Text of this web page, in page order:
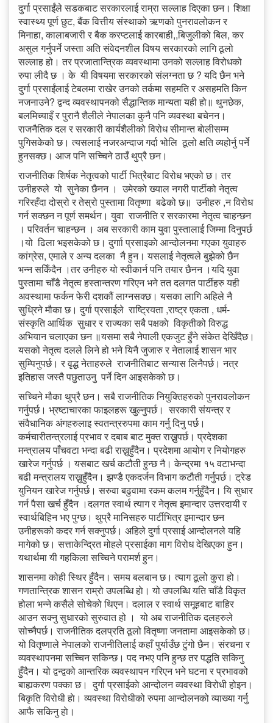
दुर्गा प्रसाईंले सडकबाट सरकारलाई राम्रा सल्लाह दिएका छन। शिक्षा
स्वास्थ्य पूर्ण छुट, बैंक वित्तीय संस्थाको ऋणको पुनरावलोकन र
मिनाहा, कालाबजारी र बैक करप्टलाई कारबाही,,बिजुलीको बिल, कर
असुल गर्नुपर्ने जस्ता अति संवेदनशील विषय सरकारको लागि ठूलो
सल्लाह हो। तर प्रजातान्त्रिक व्यवस्थामा उनको सल्लाह विरोधको
रुपा लीदै छ । के यी विषयमा सरकारको संलग्नता छ ? यदि छैन भने
दुर्गा प्रसाईंलाई टेबलमा राखेर उनको तर्कमा सहमति र असहमति किन
नजनाउने? द्वन्द व्यवस्थापनको सैद्धान्तिक मान्यता यही हो॥ ‌थुनछेक,
बलमिच्याइँ र पुरानै शैलीले नेपालका कुनै पनि व्यवस्था बचेनन।
राजनैतिक दल र सरकारी कार्यशैलीको विरोध सीमान्त बाेलीसम्म
पुगिसकेको छ। त्यसलाई नजरअन्दाज गर्दा भोलि ठूलो क्षति व्यहोर्नु पर्ने
हुनसक्छ। आज पनि सच्चिने ठाउँ थुप्रै छन।
राजनीतिक शिर्षक नेतृत्वको पार्टी भित्रैबाट विरोध भएको छ। तर
उनीहरुले यो सुनेका छैनन । उमेरको ख्याल नगरी पार्टीको नेतृत्व
गरिरहँदा दोस्रो र तेस्रो पुस्तामा वितृष्णा बढेको छ॥ उनीहरु ,न विरोध
गर्न सक्छन न पूर्ण समर्थन। युवा राजनीति र सरकारमा नेतृत्व चाहन्छन
। परिवर्तन चाहन्छन । अब सरकारी काम युवा पुस्तालाई जिम्मा दिनुपर्छ
।यो ढिला भइसकेको छ। दुर्गाा प्रसाइकाे आन्दोलनमा गएका युवाहरु
कांग्रेस, एमाले र अन्य दलका नै हुन। यसलाई नेतृत्वले बुझेको छैन
भन्न सकिँदैन ।तर उनीहरु यो स्वीकार्न पनि तयार छैनन ।यदि युवा
पुस्तामा चाँडै नेतृत्व हस्तान्तरण गरिएन भने तत दलगत पार्टीहरु यही
अवस्थामा फर्कन फेरी दशकौं लाग्नसक्छ। यसका लागि अहिले नै
सुध्रिने मौका छ। दुर्गा प्रसाईले राष्ट्रियता ,राष्ट्र एकता , धर्म-
संस्कृति आर्थिक सुधार र राज्यका सबै पक्षकाे विकृतीको विरुद्ध
अभियान चलाएका छन ॥यसमा सबै नेपाली एकजुट हुँने संकेत देखिँदैछ।
यसको नेतृत्व दलले लिने हो भने यिनै जुजारु र नेतालाई शासन भार
सुम्पिनुपर्छ। र वृद्ध नेताहरुले राजनीतिबाट सन्यास लिनैपर्छ। नत्र
इतिहास जस्तै पछुताउनु पर्ने दिन आइसकेको छ।
सच्चिने मौका थुप्रै छन। सबै राजनीतिक नियुक्तिहरुको पुनरावलोकन
गर्नुपर्छ। भ्रष्टाचारका फाइलहरू खुल्नुपर्छ। सरकारी संयन्त्र र
संवैधानिक अंगहरुलाइ स्वतन्त्ररुपमा काम गर्नु दिनु पर्छ।
कर्मचारीतन्त्रलाई प्रभाव र दबाब बाट मुक्त राख्नुपर्छ। प्रदेशका
मन्त्रालय पाँचवटा भन्दा बढी राख्नुहुँदैन। प्रदेशमा आयोग र नियोगहरु
खारेज गर्नुपर्छ । यसबाट खर्च कटौती हुन्छ नै। केन्द्रमा १५ वटाभन्दा
बढी मन्त्रालय राख्नुहुँदैन। झण्डै एकदर्जन विभाग कटौती गर्नुपर्छ। ट्रेड
युनियन खारेज गर्नुपर्छ। सरुवा बढुवामा रकम कलम गर्नुहुँदैन। यि सुधार
गर्न पैसा खर्च हुँदैन ।दलगत स्वार्थ त्याग र नेतृत्व इमान्दार उत्तरदायी र
स्वार्थबिहिन भए पुग्छ। थुप्रै मानिसहरु पार्टीभित्र इमान्दार छन
उनीहरूको कदर गर्न सक्नुपर्छ। अहिले दुर्गा प्रसाई आन्दोलनले यहि
मागेको छ। सत्ताकेन्द्रित मोहले प्रसाईका माग विरोध देखिएका हुन।
यथार्थमा यी गहकिला सच्चिने परामर्श हुन।
शासनमा कोही स्थिर हुँदैन। समय बलबान छ। त्याग ठूलो कुरा हो।
गणतान्त्रिक शासन राम्रो उपलब्धि हाे। यो उपलब्धि यति चाँडै विकृत
होला भन्ने कसैले सोचेको थिएन। दलाल र स्वार्थ समूहबाट बाहिर
आउन सक्नु सुधारको सुरुवात हो । यो अब राजनीतिक दलहरुले
सोच्नैपर्छ। राजनीतिक दलप्रति ठूलो वितृष्णा जनतामा आइसकेकाे छ।
यो वितृष्णाले नेपालको राजनीतिलाई कहाँ पुर्याउँछ टुंगो छैन। संरचना र
व्यवस्थापनमा सच्चिन सकिन्छ। पद नभए पनि हुन्छ तर पद्धति सकिनु
हुँदैन। यो द्वन्द्वको आन्तरिक व्यवस्थापन गरिएन भने घटना र प्रभावको
बाह्यकरण पक्का छ। दुर्गा प्रसाईकाे आन्दोलन व्यवस्था विरोधी होइन।
बिकृति विरोधी हाे। व्यवस्था विरोधीको रुपमा आन्दोलनको व्याख्या गर्नु
आफै सकिनु हाे।